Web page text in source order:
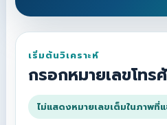
เริ่มต้นวิเคราะห์
กรอกหมายเลขโท
ไม่แสดงหมายเลขเต็มในภาพที่